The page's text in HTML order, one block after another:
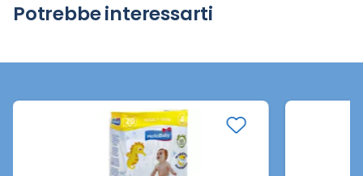
Potrebbe interessarti